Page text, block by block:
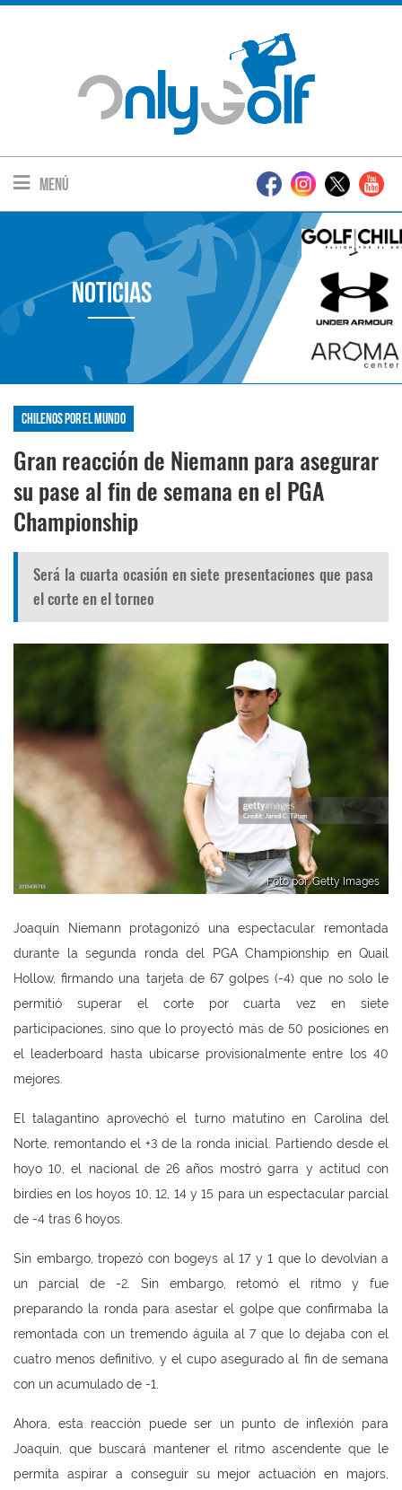
Menú
Noticias
Chilenos por el mundo
Gran reacción de Niemann para asegurar
su pase al fin de semana en el PGA
Championship
Será la cuarta ocasión en siete presentaciones que pasa
el corte en el torneo
Foto por: Getty Images
Joaquín Niemann protagonizó una espectacular remontada
durante la segunda ronda del PGA Championship en Quail
Hollow, firmando una tarjeta de 67 golpes (-4) que no solo le
permitió superar el corte por cuarta vez en siete
participaciones, sino que lo proyectó más de 50 posiciones en
el leaderboard hasta ubicarse provisionalmente entre los 40
mejores.
El talagantino aprovechó el turno matutino en Carolina del
Norte, remontando el +3 de la ronda inicial. Partiendo desde el
hoyo 10, el nacional de 26 años mostró garra y actitud con
birdies en los hoyos 10, 12, 14 y 15 para un espectacular parcial
de -4 tras 6 hoyos.
Sin embargo, tropezó con bogeys al 17 y 1 que lo devolvían a
un parcial de -2. Sin embargo, retomó el ritmo y fue
preparando la ronda para asestar el golpe que confirmaba la
remontada con un tremendo águila al 7 que lo dejaba con el
cuatro menos definitivo, y el cupo asegurado al fin de semana
con un acumulado de -1.
Ahora, esta reacción puede ser un punto de inflexión para
Joaquín, que buscará mantener el ritmo ascendente que le
permita aspirar a conseguir su mejor actuación en majors,